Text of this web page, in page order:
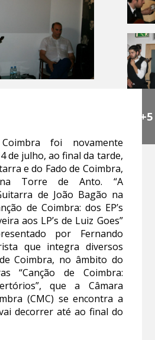
+5
foi novamente
de julho, ao final da tarde,
e do Fado de Coimbra,
Torre de Anto. “A
de João Bagão na
de Coimbra: dos EP’s
aos LP’s de Luiz Goes”
por Fernando
que integra diversos
Coimbra, no âmbito do
“Canção de Coimbra:
que a Câmara
(CMC) se encontra a
decorrer até ao final do